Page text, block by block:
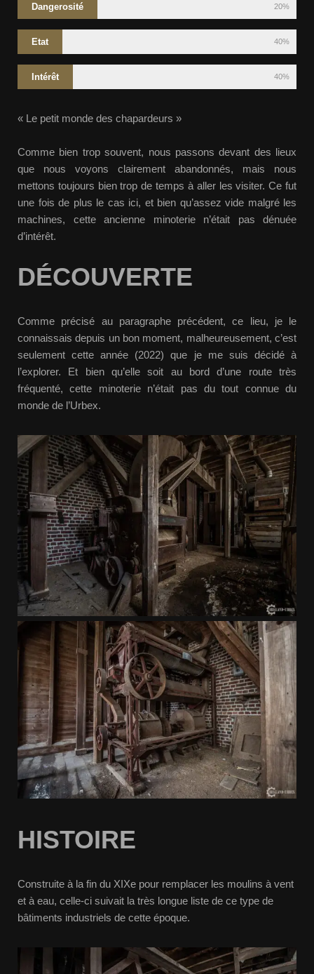
Dangerosité 20%
Etat 40%
Intérêt 40%
« Le petit monde des chapardeurs »
Comme bien trop souvent, nous passons devant des lieux
que nous voyons clairement abandonnés, mais nous
mettons toujours bien trop de temps à aller les visiter. Ce fut
une fois de plus le cas ici, et bien qu’assez vide malgré les
machines, cette ancienne minoterie n’était pas dénuée
d’intérêt.
DÉCOUVERTE
Comme précisé au paragraphe précédent, ce lieu, je le
connaissais depuis un bon moment, malheureusement, c’est
seulement cette année (2022) que je me suis décidé à
l’explorer. Et bien qu’elle soit au bord d’une route très
fréquenté, cette minoterie n’était pas du tout connue du
monde de l’Urbex.
HISTOIRE
Construite à la fin du XIXe pour remplacer les moulins à vent
et à eau, celle-ci suivait la très longue liste de ce type de
bâtiments industriels de cette époque.